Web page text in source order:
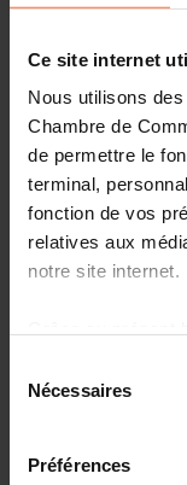
Ce site internet
Nous utilisons
Chambre de
de permettre le
terminal,
fonction de vos
relatives aux
notre site internet.
à l’exception des
fonctionnement
cookies est
dessus.
Nécessaires
Préférences
Practical info
Share this
Projet de
comptage
chaleur, froid et
mesures